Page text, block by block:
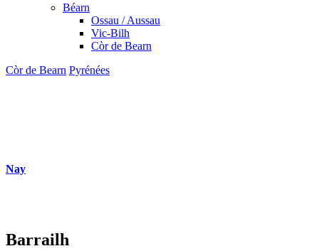
Béarn
Ossau / Aussau
Vic-Bilh
Còr de Bearn
Còr de Bearn Pyrénées
Nay
Barrailh